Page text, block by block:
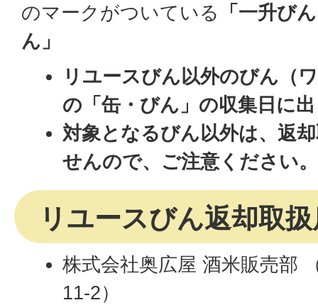
のマークがついている
「一升び
ん」
リユースびん以外のびん（
の「缶・びん」の収集日に
対象となるびん以外は、返
せんので、ご注意ください。
リユースびん返却取
株式会社奥広屋 酒米販売部
11-2）